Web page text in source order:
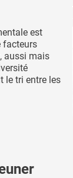
est
facteurs
aussi mais
le tri entre les